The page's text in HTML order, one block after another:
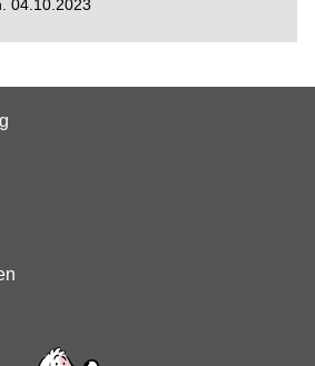
04.10.2023